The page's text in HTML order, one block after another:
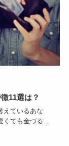
11選は？
えているあな
ても金づるに